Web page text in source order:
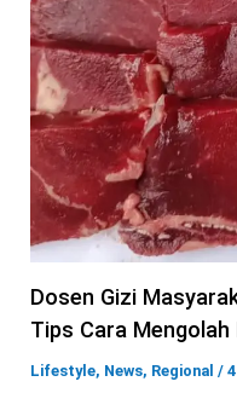
Dosen Gizi
Tips Cara
Lifestyle, News, Regional /